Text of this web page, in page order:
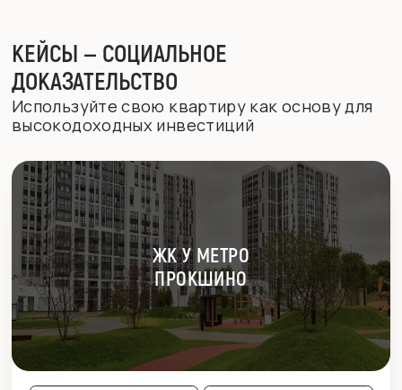
КЕЙСЫ — СОЦИАЛЬНОЕ
ДОКАЗАТЕЛЬСТВО
Используйте свою квартиру как основу для
высокодоходных инвестиций
ЖК У МЕТРО
ПРОКШИНО